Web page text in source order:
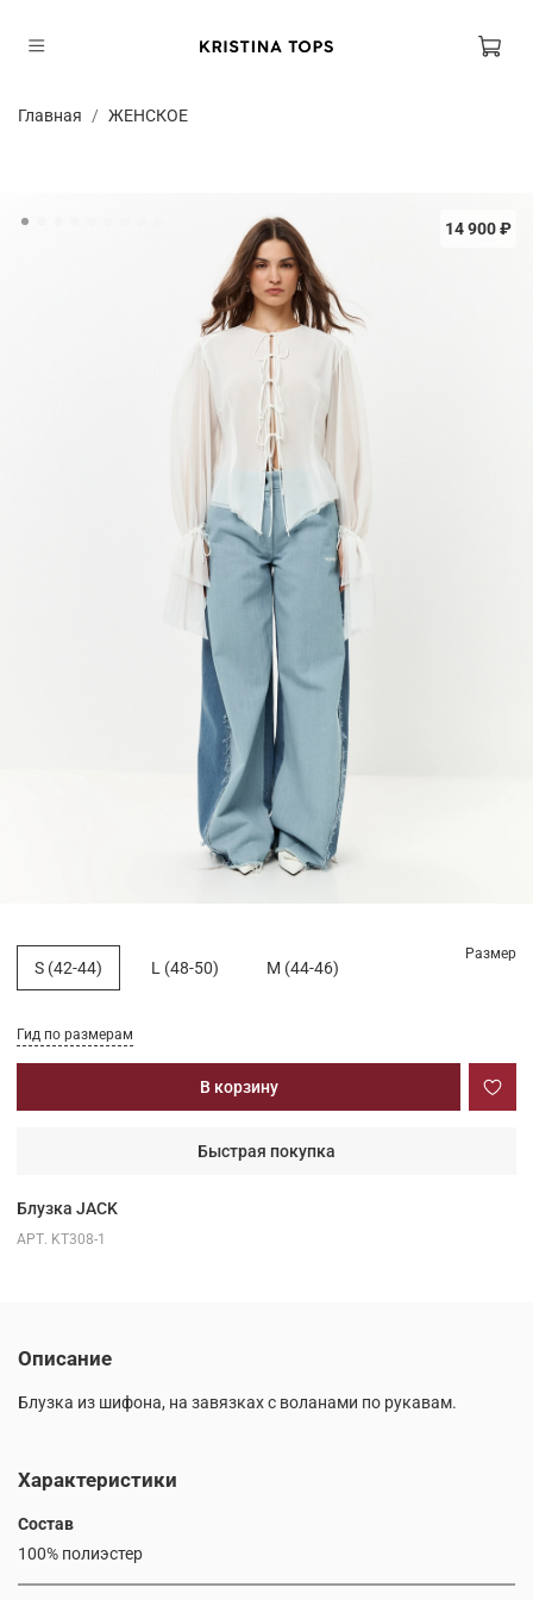
Главная ЖЕНСКОЕ
Блузка JACK
14 900 ₽
АРТ. KT308-1
Гид по размерам
В корзину
Быстрая покупка
Размер
S (42-44) L (48-50) M (44-46)
Описание
Блузка из шифона, на завязках с воланами по рукавам.
Характеристики
Состав
100% полиэстер